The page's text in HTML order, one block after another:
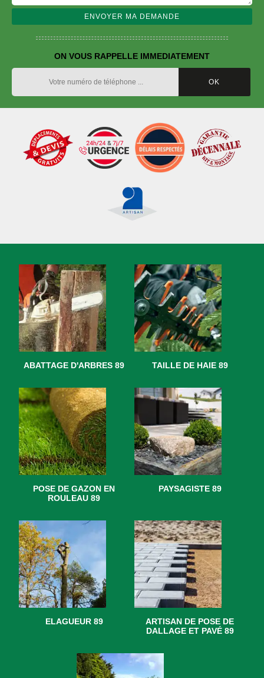
ON VOUS RAPPELLE IMMEDIATEMENT
ABATTAGE D'ARBRES 89 TAILLE DE HAIE 89
POSE DE GAZON EN
ROULEAU 89
PAYSAGISTE 89
ELAGUEUR 89
ARTISAN DE POSE DE
DALLAGE ET PAVÉ 89